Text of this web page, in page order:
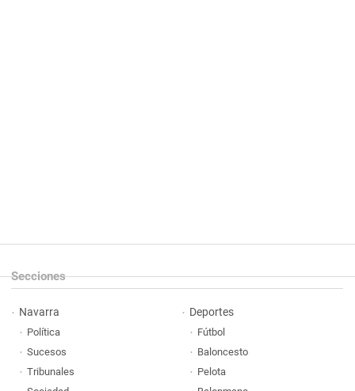
Secciones
Navarra
Política
Sucesos
Tribunales
Deportes
Fútbol
Baloncesto
Pelota